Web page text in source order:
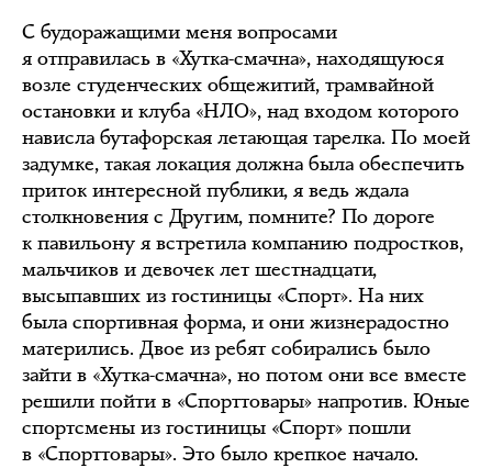
С будоражащими меня вопросами
я отправилась в «Хутка-смачна», находящуюся
возле студенческих общежитий, трамвайной
остановки и клуба «НЛО», над входом которого
нависла бутафорская летающая тарелка. По моей
задумке, такая локация должна была обеспечить
приток интересной публики, я ведь ждала
столкновения с Другим, помните? По дороге
к павильону я встретила компанию подростков,
мальчиков и девочек лет шестнадцати,
высыпавших из гостиницы «Спорт». На них
была спортивная форма, и они жизнерадостно
матерились. Двое из ребят собирались было
зайти в «Хутка-смачна», но потом они все вместе
решили пойти в «Спорттовары» напротив. Юные
спортсмены из гостиницы «Спорт» пошли
в «Спорттовары». Это было крепкое начало.